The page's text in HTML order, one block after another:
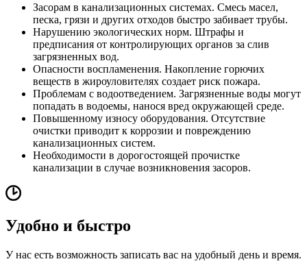
Засорам в канализационных системах. Смесь масел,
песка, грязи и других отходов быстро забивает трубы.
Нарушению экологических норм. Штрафы и
предписания от контролирующих органов за слив
загрязненных вод.
Опасности воспламенения. Накопление горючих
веществ в жироуловителях создает риск пожара.
Проблемам с водоотведением. Загрязненные воды могут
попадать в водоемы, нанося вред окружающей среде.
Повышенному износу оборудования. Отсутствие
очистки приводит к коррозии и повреждению
канализационных систем.
Необходимости в дорогостоящей прочистке
канализации в случае возникновения засоров.
Удобно и быстро
У нас есть возможность записать вас на удобный день и время.